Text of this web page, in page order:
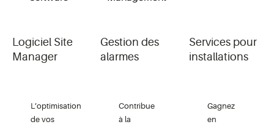
Logiciel Site
Manager
L’optimisation
de vos
Gestion des
alarmes
Contribue
à la
Services pour
installations
Gagnez
en